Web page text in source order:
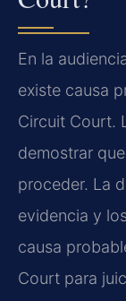
En la
existe causa
Circuit Court.
demostrar
proceder. La
evidencia y
causa
Court para